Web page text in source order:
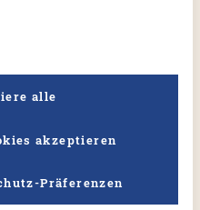
„Geprüfte
alle
akzeptieren
Präferenzen